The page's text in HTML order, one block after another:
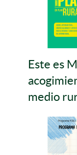
Este es
medio